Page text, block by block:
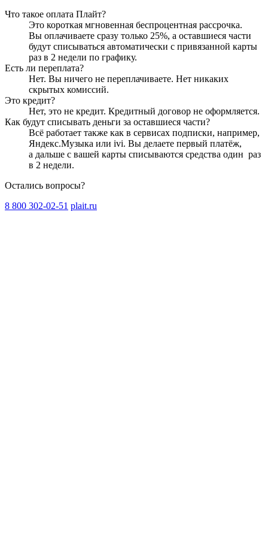
Что такое оплата Плайт?
Это короткая мгновенная беспроцентная рассрочка.
Вы оплачиваете сразу только 25%, а оставшиеся части
будут списываться автоматически с привязанной карты
раз в 2 недели по графику.
Есть ли переплата?
Нет. Вы ничего не переплачиваете. Нет никаких
скрытых комиссий.
Это кредит?
Нет, это не кредит. Кредитный договор не оформляется.
Как будут списывать деньги за оставшиеся части?
Всё работает также как в сервисах подписки, например,
Яндекс.Музыка или ivi. Вы делаете первый платёж,
а дальше с вашей карты списываются средства один раз
в 2 недели.
Остались вопросы?
8 800 302-02-51 plait.ru